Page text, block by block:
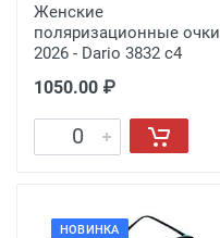
Женские
поляризационные очки
2026 - Dario 3832 с4
1050.00 ₽
НОВИНКА